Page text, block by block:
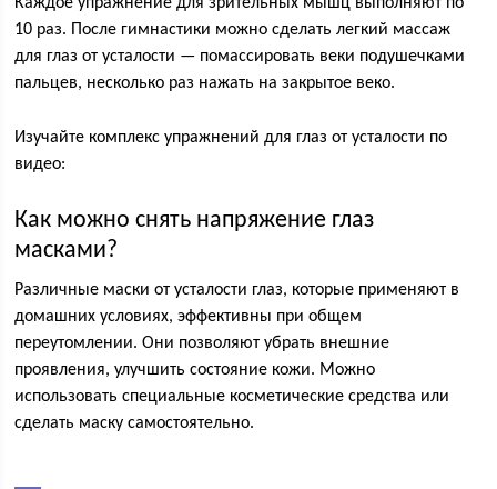
10 раз. После гимнастики можно сделать легкий массаж
для глаз от усталости — помассировать веки подушечками
пальцев, несколько раз нажать на закрытое веко.
Изучайте комплекс упражнений для глаз от усталости по
видео:
Как можно снять напряжение глаз
масками?
Различные маски от усталости глаз, которые применяют в
домашних условиях, эффективны при общем
переутомлении. Они позволяют убрать внешние
проявления, улучшить состояние кожи. Можно
использовать специальные косметические средства или
сделать маску самостоятельно.